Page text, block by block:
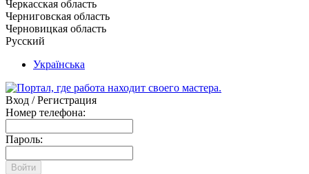
Черкасская область
Черниговская область
Черновицкая область
Русский
Українська
Вход / Регистрация
Номер телефона:
Пароль:
Войти